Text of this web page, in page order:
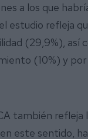
a los que
estudio refleja
(29,9%), así
(10%) y por
también refleja
este sentido,